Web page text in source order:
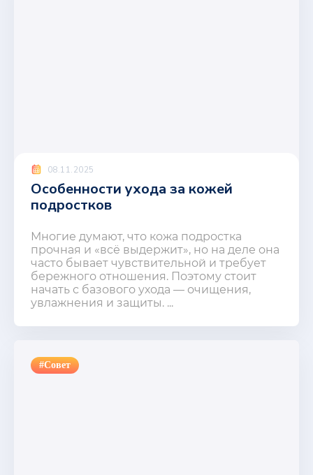
08.11.2025
Особенности ухода за кожей
подростков
Многие думают, что кожа подростка
прочная и «всё выдержит», но на деле она
часто бывает чувствительной и требует
бережного отношения. Поэтому стоит
начать с базового ухода — очищения,
увлажнения и защиты. ...
#Совет